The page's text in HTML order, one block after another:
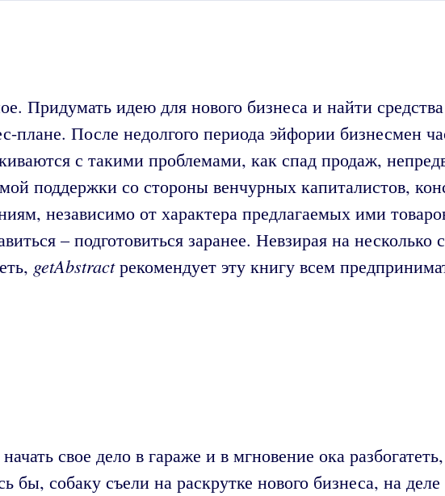
Придумать идею для нового бизнеса и найти
плане. После недолгого периода эйфории бизнесмен
с такими проблемами, как спад продаж,
поддержки со стороны венчурных капиталистов,
независимо от характера предлагаемых ими
– подготовиться заранее. Невзирая на
getAbstractрекомендует эту книгу всем
свое дело в гараже и в мгновение ока
бы, собаку съели на раскрутке нового бизнеса, на